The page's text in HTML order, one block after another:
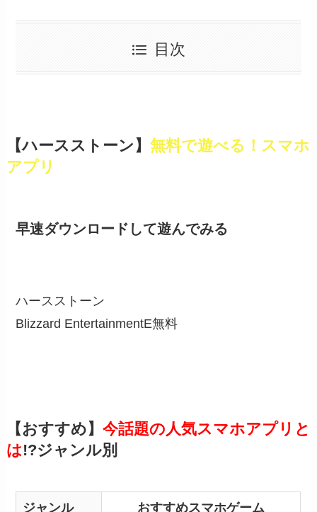
目次
【ハースストーン】 無料で遊べる！スマホ
アプリ
早速ダウンロードして遊んでみる
ハースストーン
Blizzard EntertainmentE無料
【おすすめ】 今話題の人気スマホアプリと
は!?ジャンル別
ジャンル おすすめスマホゲーム